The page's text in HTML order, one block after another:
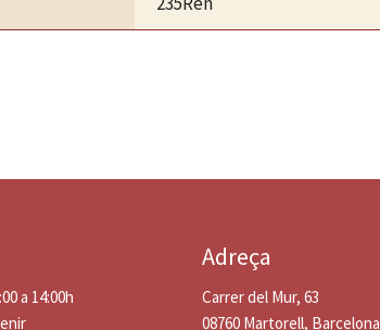
a 14:00h
Adreça
Carrer del Mur, 63
08760 Martorell, Barcelona